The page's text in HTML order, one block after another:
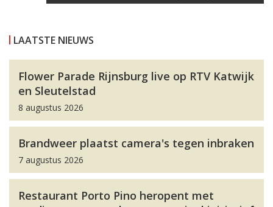
LAATSTE NIEUWS
Flower Parade Rijnsburg live op RTV Katwijk
en Sleutelstad
8 augustus 2026
Brandweer plaatst camera's tegen inbraken
7 augustus 2026
Restaurant Porto Pino heropent met